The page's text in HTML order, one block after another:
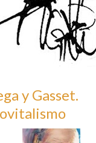
y Gasset.